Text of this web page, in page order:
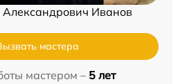
Александрович Иванов
мастера
мастером – 5 лет